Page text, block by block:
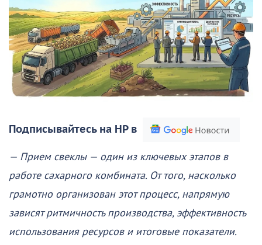
Подписывайтесь на НР в
— Прием свеклы — один из ключевых этапов в
работе сахарного комбината. От того, насколько
грамотно организован этот процесс, напрямую
зависят ритмичность производства, эффективность
использования ресурсов и итоговые показатели.